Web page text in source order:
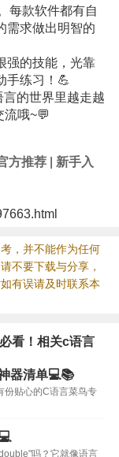
每款软件都有自
需求做出明智的
强的技能，光靠
手练习！💪
的世界里越走越
流哦~💬
方推荐| 新手入
，并不能作为任何
不要下载与分享，
有误请及时联系本
看！相关c语言
器清单💻📚
份贴心的C语言菜鸟专
吗？它就像语言